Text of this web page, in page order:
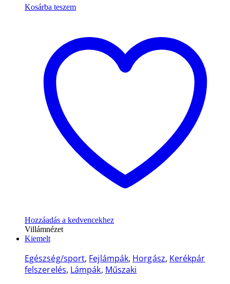
Kosárba teszem
Hozzáadás a kedvencekhez
Villámnézet
Kiemelt
Egészség/sport, Fejlámpák, Horgász, Kerékpár
felszerelés, Lámpák, Műszaki